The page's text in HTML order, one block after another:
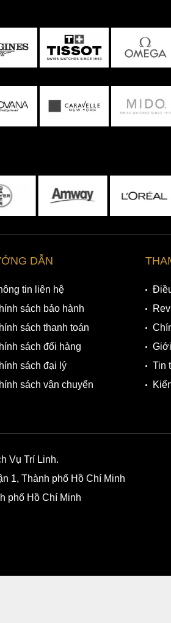
DẪN
tin liên hệ
sách bảo hành
sách thanh toán
sách đổi hàng
sách đại lý
sách vận chuyển
Tin
Vụ Trí Linh.
1, Thành phố Hồ Chí Minh
phố Hồ Chí Minh